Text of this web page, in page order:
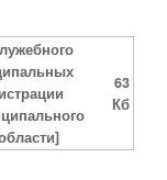
63
Кб